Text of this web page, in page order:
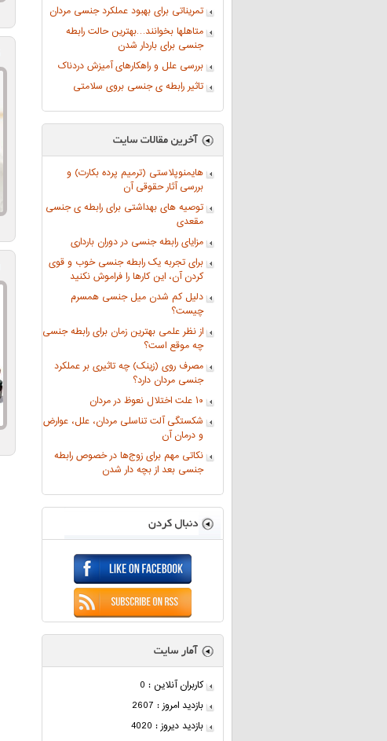
تمریناتی برای بهبود عملکرد جنسی مردان
متاهلها بخوانند…بهترین حالت رابطه‌
جنسی برای باردار شدن
بررسی علل و راهکارهای آمیزش دردناک
تاثیر رابطه ی جنسی بروی سلامتی
هایمنوپلاستی (ترمیم پرده بکارت) و
بررسی آثار حقوقی آن
توصیه های بهداشتی برای رابطه ی جنسی
مقعدی
مزایای رابطه جنسی در دوران بارداری
برای تجربه یک رابطه جنسی خوب و قوی
کردن آن، این کارها را فراموش نکنید
دلیل کم شدن میل جنسی همسرم
چیست؟
از نظر علمی بهترین زمان برای رابطه جنسی
چه موقع است؟
مصرف روی (زینک) چه تاثیری بر عملکرد
جنسی مردان دارد؟
۱۰ علت اختلال نعوظ در مردان
شکستگی آلت تناسلی مردان، علل، عوارض
و درمان آن
نکاتی مهم برای زوج‌ها در خصوص رابطه
جنسی بعد از بچه دار شدن
کاربران آنلاین : 0
بازدید امروز : 2607
بازدید دیروز : 4020